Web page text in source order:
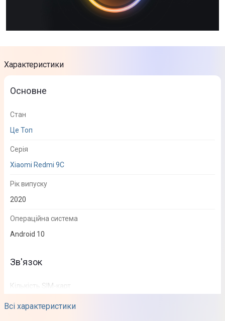
Характеристики
Всі характеристики
Основне
Стан
Це Топ
Серія
Xiaomi Redmi 9C
Рік випуску
2020
Операційна система
Android 10
Зв'язок
Кількість SIM-карт
2 SIM